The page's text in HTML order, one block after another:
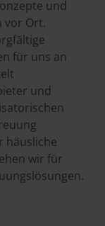
und
vor Ort.
für uns an
und
häusliche
wir für